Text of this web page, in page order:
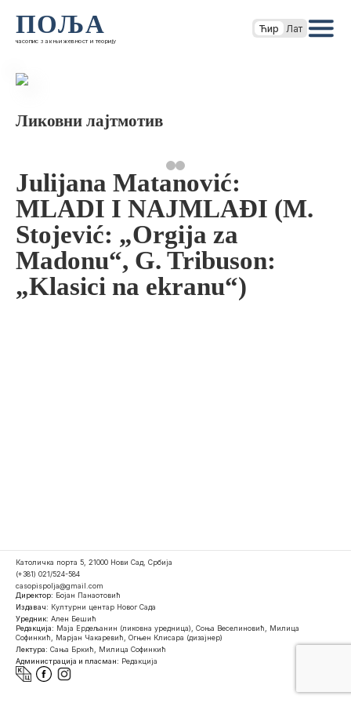
ПОЉА
часопис за књижевност и теорију
Ћир Лат
Ликовни лајтмотив
Julijana Matanović:
MLADI I NAJMLAĐI (M.
Stojević: „Orgija za
Madonu“, G. Tribuson:
„Klasici na ekranu“)
Католичка порта 5, 21000 Нови Сад, Србија
(+381) 021/524-584
casopispolja@gmail.com
Директор: Бојан Панаотовић
Издавач: Културни центар Новог Сада
Уредник: Ален Бешић
Редакција: Маја Ердељанин (ликовна уредница), Соња Веселиновић, Милица
Софинкић, Марјан Чакаревић, Огњен Клисара (дизајнер)
Лектура: Сања Бркић, Милица Софинкић
Администрација и пласман: Редакција